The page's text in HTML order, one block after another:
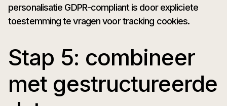
personalisatie GDPR-compliant is door expliciete
toestemming te vragen voor tracking cookies.
Stap 5: combineer
met gestructureerde